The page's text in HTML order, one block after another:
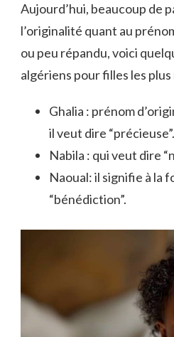
Aujourd’hui, beaucoup de
l’originalité quant au
ou peu répandu, voici
algériens pour filles les plus
Ghalia : prénom
il veut dire “précieuse”.
Nabila : qui veut dire
Naoual: il signifie à la
“bénédiction”.